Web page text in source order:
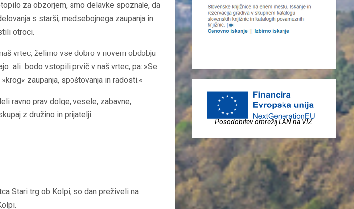
za obzorjem, smo delavke spoznale, da
s starši, medsebojnega zaupanja in
otroci.
vrtec, želimo vse dobro v novem obdobju
ali bodo vstopili prvič v naš vrtec, pa: »Se
zaupanja, spoštovanja in radosti.«
ravno prav dolge, vesele, zabavne,
z družino in prijatelji.​
Stari trg ob Kolpi, so dan preživeli na
Posodobitev omrežij LAN na VIZ